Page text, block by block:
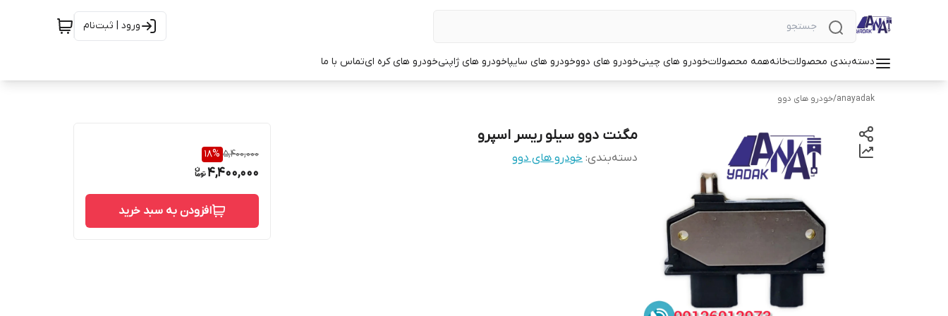
ورود | ثبت‌نام
دسته‌بندی محصولاتخانههمه محصولاتخودرو های چینیخودرو های دووخودرو های سایپاخودرو های ژاپنیخودرو های کره ایتماس با ما
anayadak
/خودرو های دوو
مگنت دوو سیلو ریسر اسپرو
دسته‌بندی: خودرو های دوو 5,400,000
18%
4,400,000
افزودن به سبد خرید